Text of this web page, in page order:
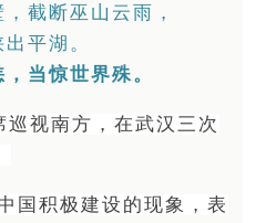
截断巫山云雨，
平湖。
当惊世界殊。
视南方，在武汉三次
国积极建设的现象，表